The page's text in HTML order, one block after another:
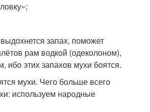
запах, поможет
рам водкой (одеколоном),
ибо этих запахов мухи боятся.